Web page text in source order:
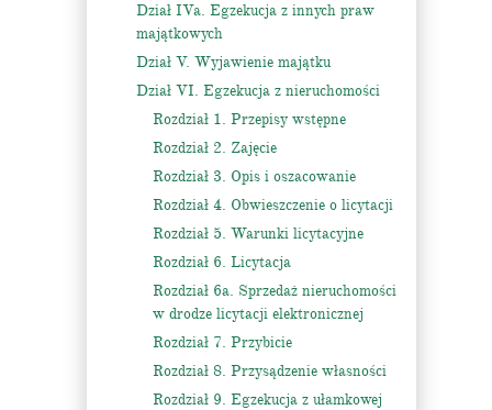
Dział IVa. Egzekucja z innych praw
majątkowych
Dział V. Wyjawienie majątku
Dział VI. Egzekucja z nieruchomości
Rozdział 1. Przepisy wstępne
Rozdział 2. Zajęcie
Rozdział 3. Opis i oszacowanie
Rozdział 4. Obwieszczenie o licytacji
Rozdział 5. Warunki licytacyjne
Rozdział 6. Licytacja
Rozdział 6a. Sprzedaż nieruchomości
w drodze licytacji elektronicznej
Rozdział 7. Przybicie
Rozdział 8. Przysądzenie własności
Rozdział 9. Egzekucja z ułamkowej